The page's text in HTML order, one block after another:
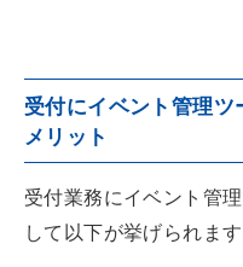
受付にイベント管理
メリット
受付業務にイベント管
して以下が挙げられます